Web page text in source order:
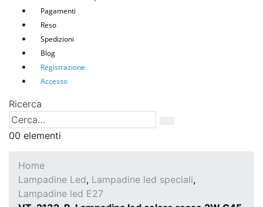
Pagamenti
Reso
Spedizioni
Blog
Registrazione
Accesso
Ricerca
00 elementi
Home
Lampadine Led, Lampadine led speciali,
Lampadine led E27